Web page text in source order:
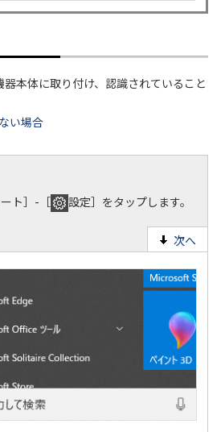
本体に取り付け、認識されていること
い場合
ト］-［ 設定］をタップします。
次へ